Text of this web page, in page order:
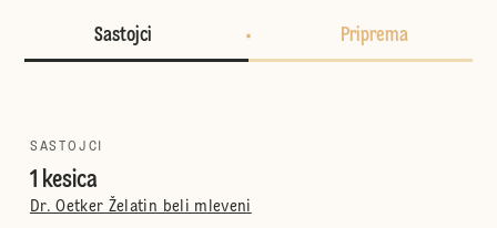
Sastojci Priprema
SASTOJCI
1 kesica
Dr. Oetker Želatin beli mleveni